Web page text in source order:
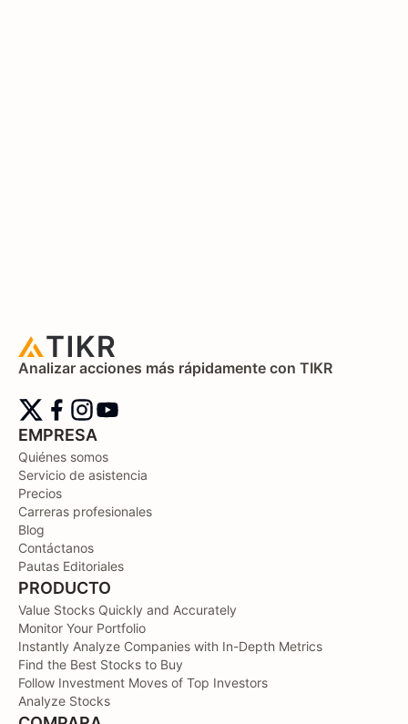
Analizar acciones más rápidamente con TIKR
EMPRESA
Quiénes somos
Servicio de asistencia
Precios
Carreras profesionales
Blog
Contáctanos
Pautas Editoriales
PRODUCTO
Value Stocks Quickly and Accurately
Monitor Your Portfolio
Instantly Analyze Companies with In-Depth Metrics
Find the Best Stocks to Buy
Follow Investment Moves of Top Investors
Analyze Stocks